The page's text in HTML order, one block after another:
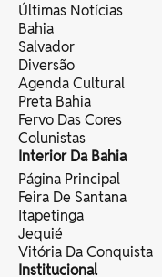
Últimas Notícias
Bahia
Salvador
Diversão
Agenda Cultural
Preta Bahia
Fervo Das Cores
Colunistas
Interior Da Bahia
Página Principal
Feira De Santana
Itapetinga
Jequié
Vitória Da Conquista
Institucional